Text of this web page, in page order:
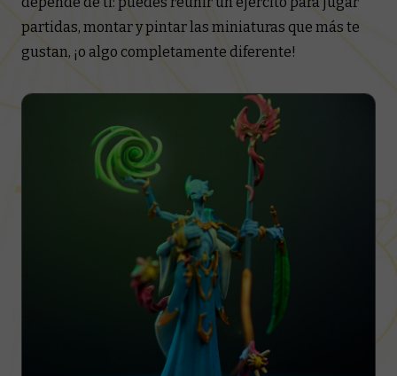
partidas, montar y pintar las miniaturas que más te
gustan, ¡o algo completamente diferente!